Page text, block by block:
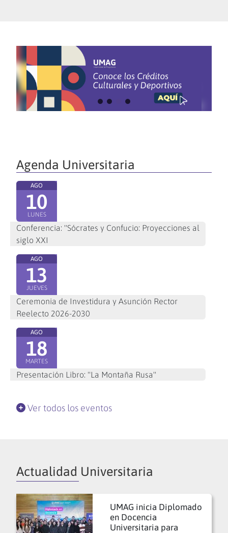
Agenda Universitaria
AGO
10
LUNES
Conferencia: "Sócrates y Confucio: Proyecciones al
siglo XXI
AGO
13
JUEVES
Ceremonia de Investidura y Asunción Rector
Reelecto 2026-2030
AGO
18
MARTES
Presentación Libro: "La Montaña Rusa"
Ver todos los eventos
Actualidad Universitaria
UMAG inicia Diplomado
en Docencia
Universitaria para